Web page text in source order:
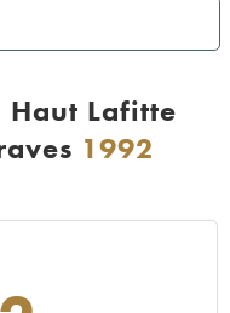
Haut Lafitte
1992